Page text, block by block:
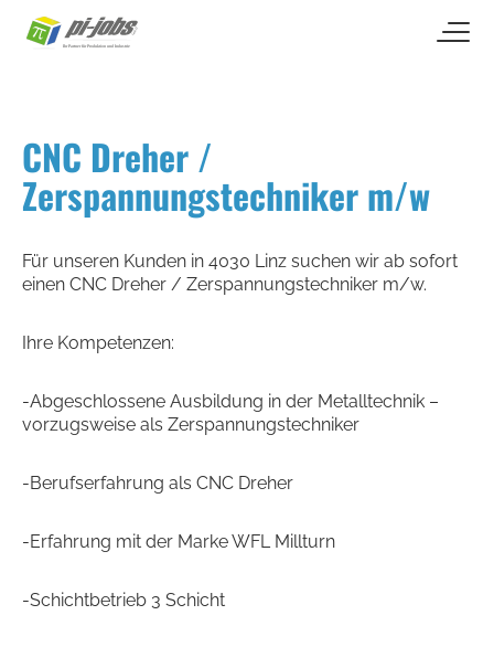
CNC Dreher /
Zerspannungstechniker m/w
Für unseren Kunden in 4030 Linz suchen wir ab sofort
einen CNC Dreher / Zerspannungstechniker m/w.
Ihre Kompetenzen:
-Abgeschlossene Ausbildung in der Metalltechnik –
vorzugsweise als Zerspannungstechniker
-Berufserfahrung als CNC Dreher
-Erfahrung mit der Marke WFL Millturn
-Schichtbetrieb 3 Schicht